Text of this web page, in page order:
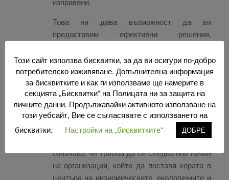
Това ни дава възможност да ви
предоставим ефективни решения,
Социална и екологична
отговорност
Ние сме убедени, че днес ключът към
прогреса се намира в отношението към
околната среда, социалното развитие и
устойчивия икономически модел. Това
означава, че трябва да се следва нов начин
на организация, който да поставя хората в
центъра на икономическите, екологичните и
Този сайт използва бисквитки, за да ви осигури по-добро
потребителско изживяване. Допълнителна информация
за бисквитките и как ги използваме ще намерите в
секцията „Бисквитки“ на Полицата ни за защита на
личните данни. Продължавайки активното използване на
този уебсайт, Вие се съгласявате с използването на
бисквитки.
Настройки на „бисквитките“ ДОБРЕ